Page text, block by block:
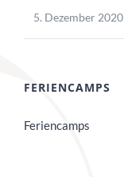
5. Dezember 2020
FERIENCAMPS
Feriencamps